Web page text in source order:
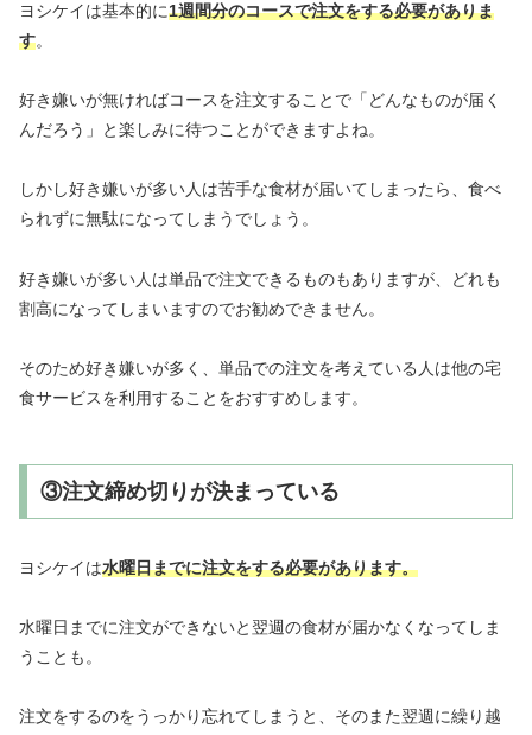
ヨシケイは基本的に1週間分のコースで注文をする必要がありま
す。
好き嫌いが無ければコースを注文することで「どんなものが届く
んだろう」と楽しみに待つことができますよね。
しかし好き嫌いが多い人は苦手な食材が届いてしまったら、食べ
られずに無駄になってしまうでしょう。
好き嫌いが多い人は単品で注文できるものもありますが、どれも
割高になってしまいますのでお勧めできません。
そのため好き嫌いが多く、単品での注文を考えている人は他の宅
食サービスを利用することをおすすめします。
③注文締め切りが決まっている
ヨシケイは水曜日までに注文をする必要があります。
水曜日までに注文ができないと翌週の食材が届かなくなってしま
うことも。
注文をするのをうっかり忘れてしまうと、そのまた翌週に繰り越